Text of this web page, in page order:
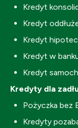
Kredyt
Kredyt
Kredyt
Kredyt w
Kredyt
Kredyty dla
Pożyczka bez
Kredyty